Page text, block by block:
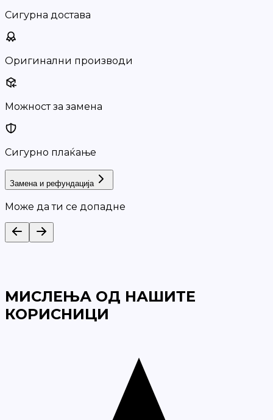
Сигурна достава
Оригинални производи
Можност за замена
Сигурно плаќање
Замена и рефундација
Може да ти се допадне
МИСЛЕЊА ОД НАШИТЕ
КОРИСНИЦИ